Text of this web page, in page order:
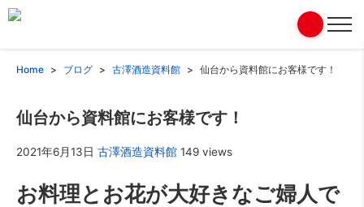
Home ブログ 古澤酒造資料館 仙台から資料館にお客様です！
仙台から資料館にお客様です！
2021年6月13日 古澤酒造資料館 149 views
お料理とお花が大好きなご婦人で